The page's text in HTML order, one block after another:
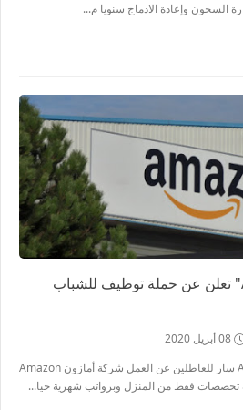
السجون وإعادة الادماج سنويا م...
شركة أمازون "Amazon" تعلن عن حملة توظيف للشباب
08 أبريل 2020
العمل في شركة أمازون Amazon سار للعاطلين عن العمل شركة أمازون Amazon
فقط من المنزل وبرواتب شهرية خيا...